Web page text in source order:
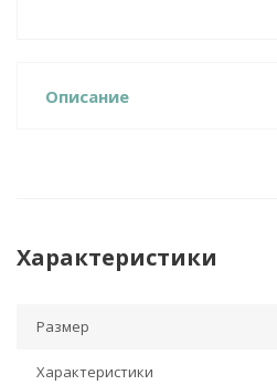
Описание
Характеристики
Размер
Характеристики